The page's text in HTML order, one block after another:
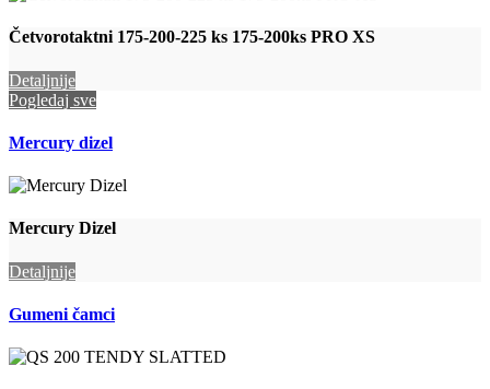
Četvorotaktni 175-200-225 ks 175-200ks PRO XS
Detaljnije
Pogledaj sve
Mercury dizel
Mercury Dizel
Detaljnije
Gumeni čamci